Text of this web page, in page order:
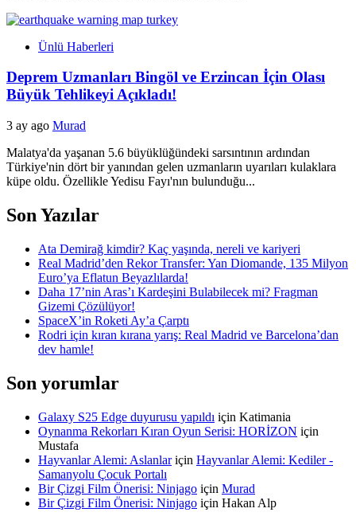
Ünlü Haberleri
Deprem Uzmanları Bingöl ve Erzincan İçin Olası
Büyük Tehlikeyi Açıkladı!
3 ay ago Murad
Malatya'da yaşanan 5.6 büyüklüğündeki sarsıntının ardından
Türkiye'nin dört bir yanından gelen uzmanların uyarıları kulaklara
küpe oldu. Özellikle Yedisu Fayı'nın bulunduğu...
Son Yazılar
Ata Demirağ kimdir? Kaç yaşında, nereli ve kariyeri
Real Madrid’den Rekor Transfer: Yan Diomande, 135 Milyon
Euro’ya Eflatun Beyazlılarda!
Daha 17’nin Aras’ı Kardeşini Bulabilecek mi? Fragman
Gizemi Çözülüyor!
SpaceX’in Roketi Ay’a Çarptı
Rodri için kıran kırana yarış: Real Madrid ve Barcelona’dan
dev hamle!
Son yorumlar
Galaxy S25 Edge duyurusu yapıldı için Katimania
Oynanma Rekorları Kıran Oyun Serisi: HORİZON için
Mustafa
Hayvanlar Alemi: Aslanlariçin Hayvanlar Alemi: Kediler -
Samanyolu Çocuk Portalı
Bir Çizgi Film Önerisi: Ninjago için Murad
Bir Çizgi Film Önerisi: Ninjago için Hakan Alp